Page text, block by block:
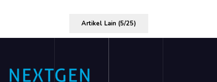
Artikel Lain (5/25)